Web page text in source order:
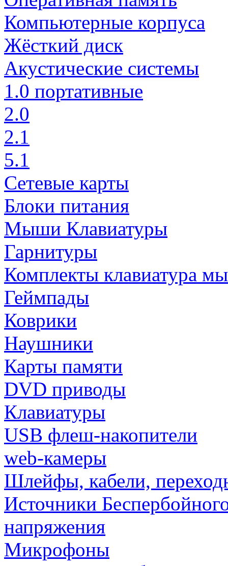
Компьютерные корпуса
Жёсткий диск
Акустические системы
1.0 портативные
2.0
2.1
5.1
Сетевые карты
Блоки питания
Мыши Клавиатуры
Гарнитуры
Комплекты клавиатура
Геймпады
Коврики
Наушники
Карты памяти
DVD приводы
Клавиатуры
USB флеш-накопители
web-камеры
Шлейфы, кабели,
Источники
напряжения
Микрофоны